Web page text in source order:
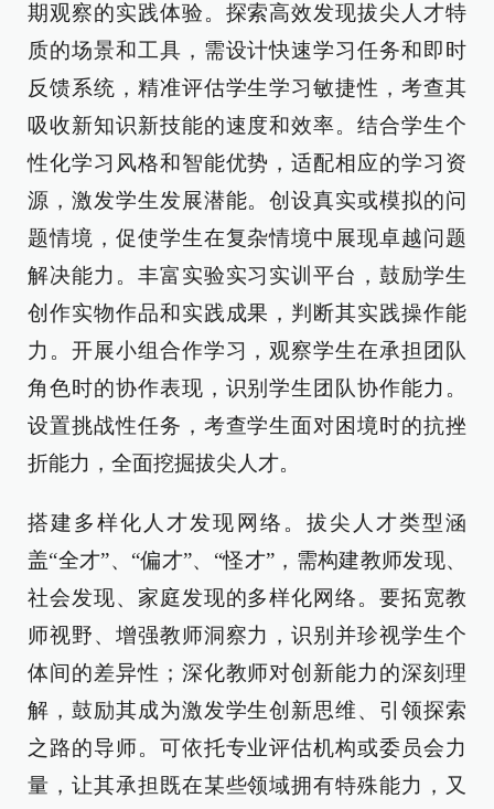
期观察的实践体验。探索高效发现拔尖人才特
质的场景和工具，需设计快速学习任务和即时
反馈系统，精准评估学生学习敏捷性，考查其
吸收新知识新技能的速度和效率。结合学生个
性化学习风格和智能优势，适配相应的学习资
源，激发学生发展潜能。创设真实或模拟的问
题情境，促使学生在复杂情境中展现卓越问题
解决能力。丰富实验实习实训平台，鼓励学生
创作实物作品和实践成果，判断其实践操作能
力。开展小组合作学习，观察学生在承担团队
角色时的协作表现，识别学生团队协作能力。
设置挑战性任务，考查学生面对困境时的抗挫
折能力，全面挖掘拔尖人才。
搭建多样化人才发现网络。拔尖人才类型涵
盖“全才”、“偏才”、“怪才”，需构建教师发现、
社会发现、家庭发现的多样化网络。要拓宽教
师视野、增强教师洞察力，识别并珍视学生个
体间的差异性；深化教师对创新能力的深刻理
解，鼓励其成为激发学生创新思维、引领探索
之路的导师。可依托专业评估机构或委员会力
量，让其承担既在某些领域拥有特殊能力，又